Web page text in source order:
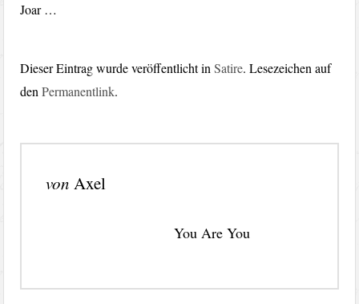
Joar …
Dieser Eintrag wurde veröffentlicht inSatire. Lesezeichen auf
denPermanentlink.
vonAxel
You Are You